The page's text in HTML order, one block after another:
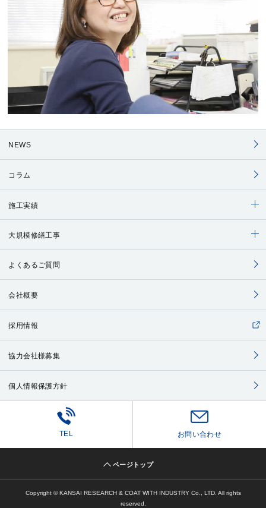
NEWS
コラム
施工実績
大規模修繕工事
よくあるご質問
会社概要
採用情報
協力会社様募集
個人情報保護方針
TEL お問い合わせ
ページトップ
Copyright © KANSAI RESEARCH & COAT WITH INDUSTRY Co., LTD. All rights
reserved.